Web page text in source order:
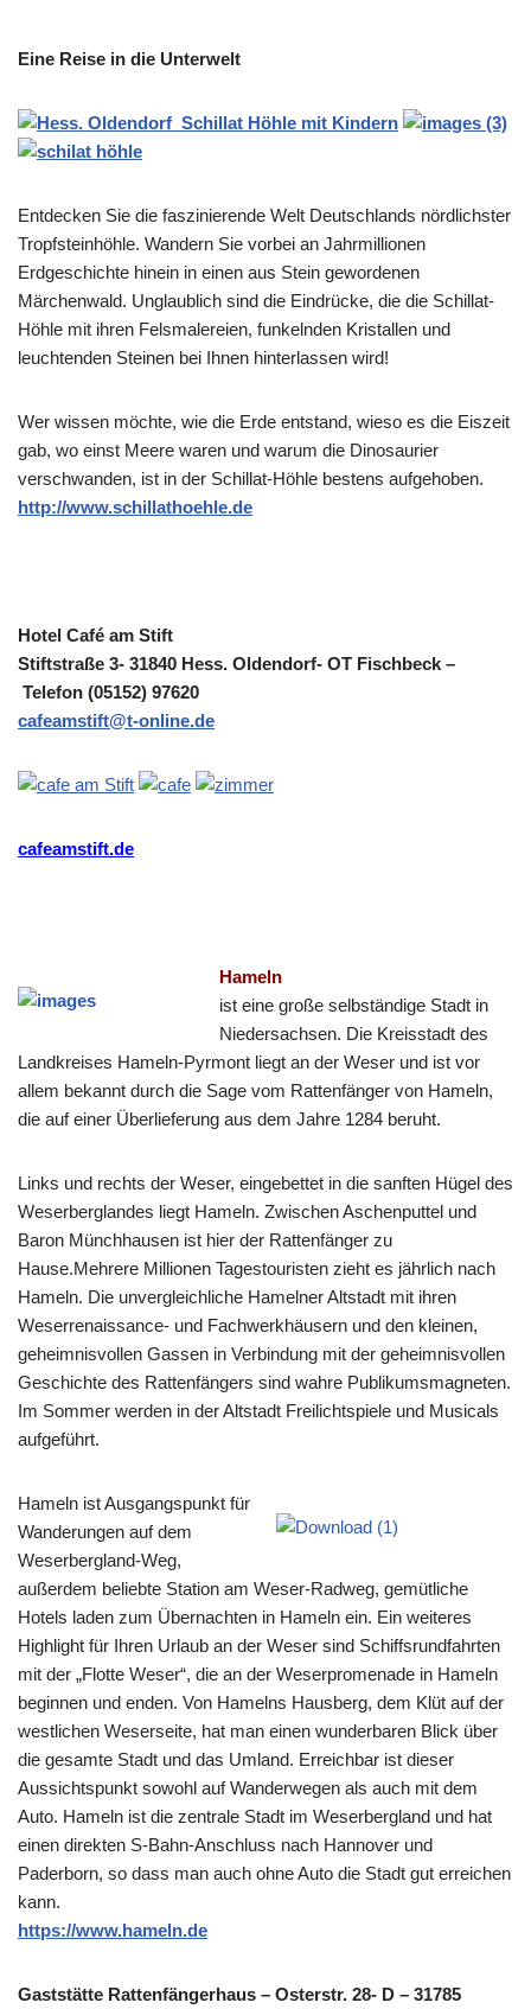
Eine Reise in die Unterwelt
Entdecken Sie die faszinierende Welt Deutschlands nördlichster
Tropfsteinhöhle. Wandern Sie vorbei an Jahrmillionen
Erdgeschichte hinein in einen aus Stein gewordenen
Märchenwald. Unglaublich sind die Eindrücke, die die Schillat-
Höhle mit ihren Felsmalereien, funkelnden Kristallen und
leuchtenden Steinen bei Ihnen hinterlassen wird!
Wer wissen möchte, wie die Erde entstand, wieso es die Eiszeit
gab, wo einst Meere waren und warum die Dinosaurier
verschwanden, ist in der Schillat-Höhle bestens aufgehoben.
http://www.schillathoehle.de
Hotel Café am Stift
Stiftstraße 3- 31840 Hess. Oldendorf- OT Fischbeck –
Telefon (05152) 97620
cafeamstift@t-online.de
cafeamstift.de
Hameln
ist eine große selbständige Stadt in
Niedersachsen. Die Kreisstadt des
Landkreises Hameln-Pyrmont liegt an der Weser und ist vor
allem bekannt durch die Sage vom Rattenfänger von Hameln,
die auf einer Überlieferung aus dem Jahre 1284 beruht.
Links und rechts der Weser, eingebettet in die sanften Hügel des
Weserberglandes liegt Hameln. Zwischen Aschenputtel und
Baron Münchhausen ist hier der Rattenfänger zu
Hause.Mehrere Millionen Tagestouristen zieht es jährlich nach
Hameln. Die unvergleichliche Hamelner Altstadt mit ihren
Weserrenaissance- und Fachwerkhäusern und den kleinen,
geheimnisvollen Gassen in Verbindung mit der geheimnisvollen
Geschichte des Rattenfängers sind wahre Publikumsmagneten.
Im Sommer werden in der Altstadt Freilichtspiele und Musicals
aufgeführt.
Hameln ist Ausgangspunkt für
Wanderungen auf dem
Weserbergland-Weg,
außerdem beliebte Station am Weser-Radweg, gemütliche
Hotels laden zum Übernachten in Hameln ein. Ein weiteres
Highlight für Ihren Urlaub an der Weser sind Schiffsrundfahrten
mit der „Flotte Weser“, die an der Weserpromenade in Hameln
beginnen und enden. Von Hamelns Hausberg, dem Klüt auf der
westlichen Weserseite, hat man einen wunderbaren Blick über
die gesamte Stadt und das Umland. Erreichbar ist dieser
Aussichtspunkt sowohl auf Wanderwegen als auch mit dem
Auto. Hameln ist die zentrale Stadt im Weserbergland und hat
einen direkten S-Bahn-Anschluss nach Hannover und
Paderborn, so dass man auch ohne Auto die Stadt gut erreichen
kann.
https://www.hameln.de
Gaststätte Rattenfängerhaus – Osterstr. 28- D – 31785